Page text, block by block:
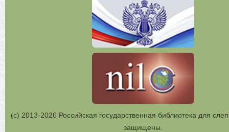
(с) 2013-2026 Российская государственная библиотека для
защищены.